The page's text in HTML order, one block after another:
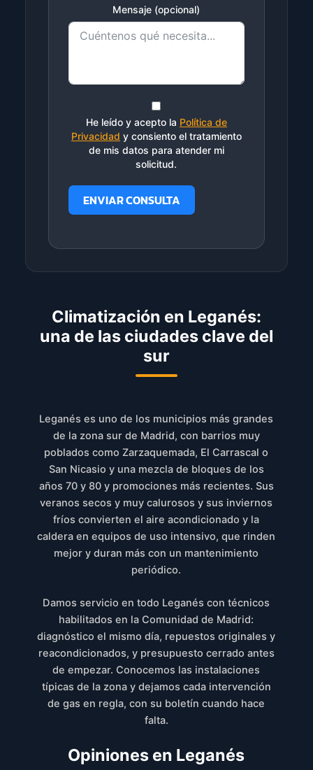
Mensaje (opcional)
He leído y acepto la Política de
Privacidad y consiento el tratamiento
de mis datos para atender mi
solicitud.
ENVIAR CONSULTA
Climatización en Leganés:
una de las ciudades clave del
sur
Leganés es uno de los municipios más grandes
de la zona sur de Madrid, con barrios muy
poblados como Zarzaquemada, El Carrascal o
San Nicasio y una mezcla de bloques de los
años 70 y 80 y promociones más recientes. Sus
veranos secos y muy calurosos y sus inviernos
fríos convierten el aire acondicionado y la
caldera en equipos de uso intensivo, que rinden
mejor y duran más con un mantenimiento
periódico.
Damos servicio en todo Leganés con técnicos
habilitados en la Comunidad de Madrid:
diagnóstico el mismo día, repuestos originales y
reacondicionados, y presupuesto cerrado antes
de empezar. Conocemos las instalaciones
típicas de la zona y dejamos cada intervención
de gas en regla, con su boletín cuando hace
falta.
Opiniones en Leganés